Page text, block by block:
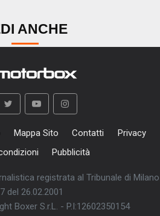
ANCHE
Mappa Sito Contatti
Privacy
Pubblicità
registrata al Tribunale di Milano
del 26.02.2001
Boxer S.r.L. - P.I:12602350154